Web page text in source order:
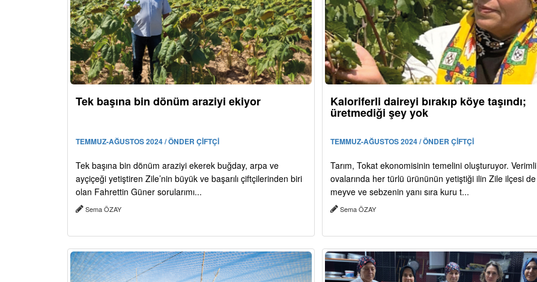
Tek başına bin dönüm araziyi ekiyor
TEMMUZ-AĞUSTOS 2024 / ÖNDER ÇİFTÇİ
Tek başına bin dönüm araziyi ekerek buğday, arpa ve
ayçiçeği yetiştiren Zile’nin büyük ve başarılı çiftçilerinden biri
olan Fahrettin Güner sorularımı...
Sema ÖZAY
Kaloriferli daireyi bırakıp köye taşındı;
üretmediği şey yok
TEMMUZ-AĞUSTOS 2024 / ÖNDER ÇİFTÇİ
Tarım, Tokat ekonomisinin temelini oluşturuyor. Verimli
ovalarında her türlü ürününün yetiştiği ilin Zile ilçesi de
meyve ve sebzenin yanı sıra kuru t...
Sema ÖZAY